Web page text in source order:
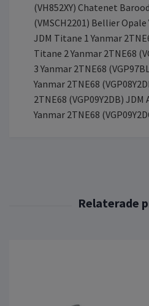
(VH852XY) Chatenet
(VMSCH2201) Bellier Opale
JDM Titane 1 Yanmar
Titane 2 Yanmar 2TNE68
3 Yanmar 2TNE68
Yanmar 2TNE68
2TNE68 (VGP09Y2DB)
Yanmar 2TNE68